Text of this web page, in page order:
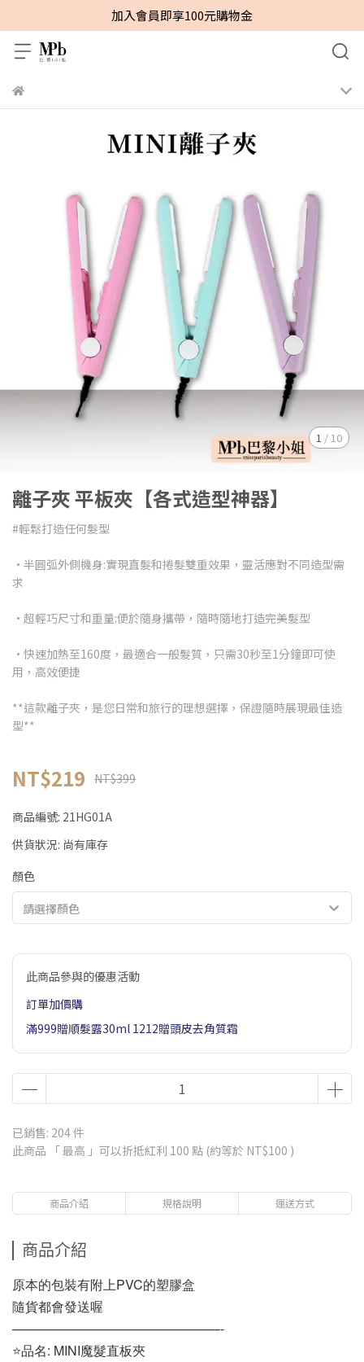
加入會員即享100元購物金
1 / 10
離子夾 平板夾【各式造型神器】
#輕鬆打造任何髮型
•半圓弧外側機身:實現直髮和捲髮雙重效果，靈活應對不同造型需
求
•超輕巧尺寸和重量:便於隨身攜帶，隨時隨地打造完美髮型
•快速加熱至160度，最適合一般髮質，只需30秒至1分鐘即可使
用，高效便捷
**這款離子夾，是您日常和旅行的理想選擇，保證隨時展現最佳造
型**
NT$219 NT$399
商品編號: 21HG01A
供貨狀況: 尚有庫存
顏色
請選擇顏色
此商品參與的優惠活動
訂單加價購
滿999贈順髮露30ml 1212贈頭皮去角質霜
已銷售: 204 件
此商品 「 最高 」可以折抵紅利 100 點 (約等於 NT$100 )
商品介紹 規格說明 運送方式
商品介紹
原本的包裝有附上PVC的塑膠盒
隨貨都會發送喔
————————————————-
⭐品名: MINI魔髮直板夾